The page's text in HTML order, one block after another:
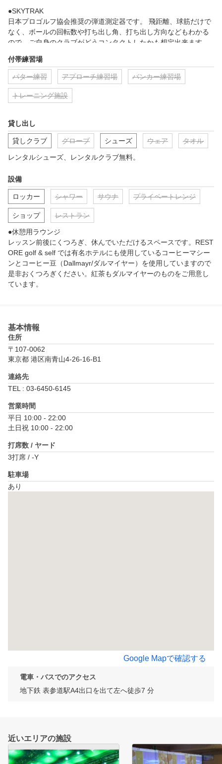
●SKYTRAK
日本プロゴルフ協会推奨の弾道測定器です。 飛距離、球筋だけで
なく、ボールの回転数や打ち出し角、打ち出し方向などもわかる
ので、ご自身のクラブがどうコンタクトしたかも想定出来ます。
す。
●I swing-G
2台の高速度カメラで最大5000fpsを駆使したボール回転を解析で
きる最先端機器。従来の弾道（飛距離、回転）測定は勿論のこと
ヘッドの軌道や、インパクトの瞬間までスロー再生されるので、
ご自身でスウィートスポットにあたっているかを確認出来ます。
練習される際に使用することも可能です。
ヘルスケア業界で最も革新的なセンサーを応用して開発されまし
た。
ゴルフスイング中の（アドレス、テークバック、トップ、切り返
し、インパクト、フォロースルー、フィニッシュ）体重配分、重
心移動を
リアルタイムに把握し、レッスンや練習に活用することができる
、画期的なトレーニングアイテムです。
●JC ビデオ
打席では「JCビデオ」を設置し、正面、後方からスイングが撮影
され、細かなスイング解析も
付帯練習場
パター練習 アプローチ練習場 バンカー練習場
トレーニング施設
貸し出し
貸しクラブ グローブ シューズ ウェア タオル
レンタルシューズ、レンタルクラブ無料。
設備
ロッカー シャワー サウナ プライベートレンジ
ショップ レストラン
●休憩用ラウンジ
レッスン前後にくつろぎ、休んでいただけるスペースです。REST
ORE golf & self では有名ホテルにも使用しているコーヒーマシー
ンとコーヒー豆（Dallmayr/ダルマイヤー）を使用していますので
是非おくつろぎください。紅茶もダルマイヤーのものをご用意し
ています。
更衣室も完備してありますので安心してご利用いただけます。
[その他設備]
会員種別により（有料、無料で）、クラブをお預かりすることも
急なご来店でも安心です。Tシャツ、グローブ、靴下も販売してい
ます。
基本情報
住所
〒107-0062
東京都 港区南青山4-26-16-B1
連絡先
TEL : 03-6450-6145
営業時間
平日 10:00 - 22:00
土日祝 10:00 - 22:00
打席数 / ヤード
3打席 / -Y
駐車場
あり
Google Mapで確認する
電車・バスでのアクセス
地下鉄 表参道駅A4出口を出て左へ徒歩7 分
近いエリアの施設